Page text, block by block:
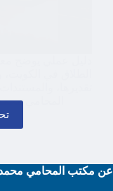
المحامي
عن مكتب المحامي